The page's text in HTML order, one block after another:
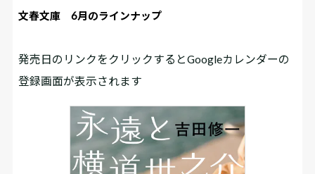
文春文庫 6月のラインナップ
発売日のリンクをクリックするとGoogleカレンダーの
登録画面が表示されます